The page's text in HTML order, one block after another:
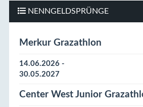
NENNGELDSPRÜNGE
Merkur Grazathlon
14.06.2026 -
30.05.2027
Center West Junior